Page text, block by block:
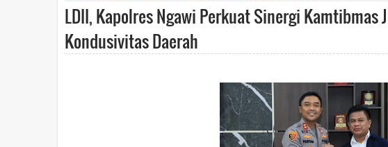
LDII, Kapolres Ngawi Perkuat Sinergi Kamtibmas
Kondusivitas Daerah